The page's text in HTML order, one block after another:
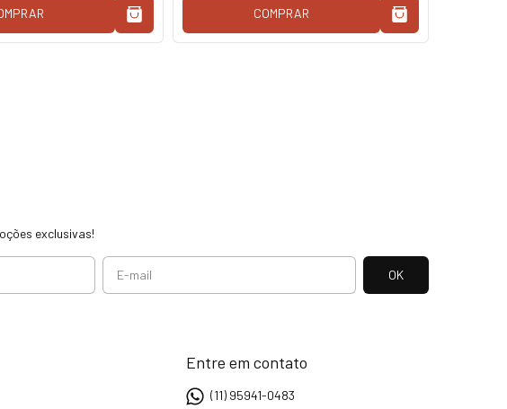
COMPRAR
exclusivas!
Entre em contato
(11) 95941-0483